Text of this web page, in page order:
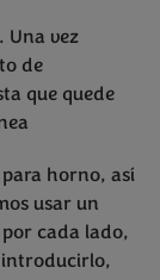
Una vez
de
que quede
horno, así
usar un
cada lado,
introducirlo,